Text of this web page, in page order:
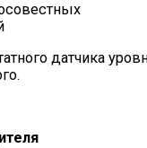
датчика